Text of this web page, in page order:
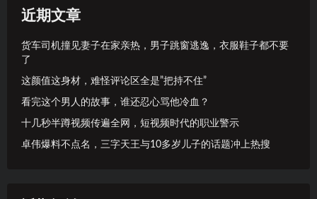
近期文章
货车司机撞见妻子在家亲热，男子跳窗逃逸，衣服鞋子都不要
了
这颜值这身材，难怪评论区全是”把持不住”
看完这个男人的故事，谁还忍心骂他冷血？
十几秒半蹲视频传遍全网，短视频时代的职业警示
卓伟爆料不点名，三字天王与10多岁儿子的话题冲上热搜